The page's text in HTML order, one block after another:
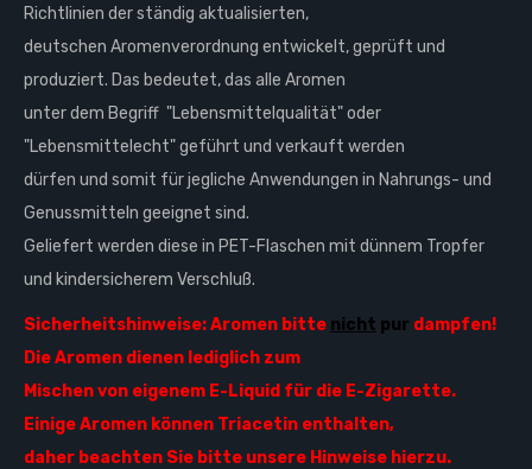
Richtlinien der ständig aktualisierten,
deutschen Aromenverordnung entwickelt, geprüft und
produziert. Das bedeutet, das alle Aromen
unter dem Begriff "Lebensmittelqualität" oder
"Lebensmittelecht" geführt und verkauft werden
dürfen und somit für jegliche Anwendungen in Nahrungs- und
Genussmitteln geeignet sind.
Geliefert werden diese in PET-Flaschen mit dünnem Tropfer
und kindersicherem Verschluß.
Sicherheitshinweise: Aromen bitte nicht pur dampfen!
Die Aromen dienen lediglich zum
Mischen von eigenem E-Liquid für die E-Zigarette.
Einige Aromen können Triacetin enthalten,
daher beachten Sie bitte unsere Hinweise hierzu.